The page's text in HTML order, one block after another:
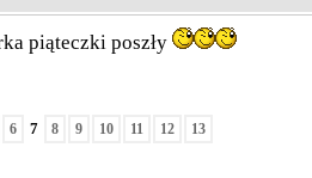
piąteczki poszły
6 7 8 9 10 11 12 13